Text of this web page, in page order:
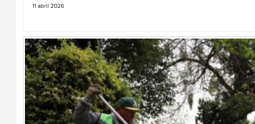
11 abril 2026